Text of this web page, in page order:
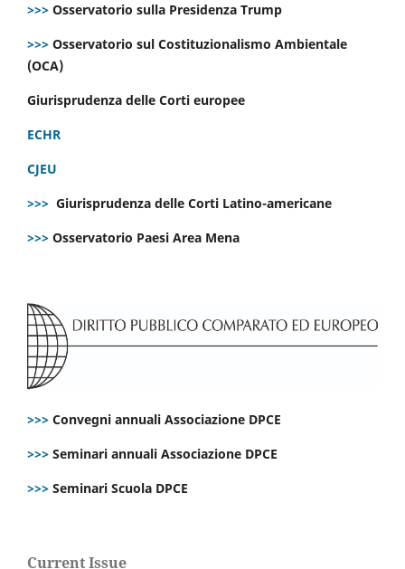
>>> Osservatorio sulla Presidenza Trump
>>> Osservatorio sul Costituzionalismo Ambientale
(OCA)
Giurisprudenza delle Corti europee
ECHR
CJEU
>>> Giurisprudenza delle Corti Latino-americane
>>> Osservatorio Paesi Area Mena
>>> Convegni annuali Associazione DPCE
>>> Seminari annuali Associazione DPCE
>>> Seminari Scuola DPCE
Current Issue